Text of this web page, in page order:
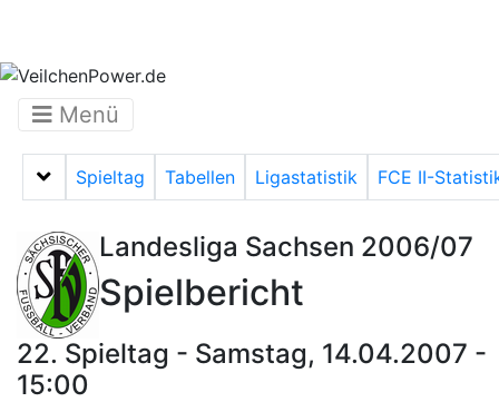
Menü
Menü auf-/zuklappen
Spieltag Tabellen Ligastatistik FCE II-
Landesliga Sachsen 2006/07
Spielbericht
22. Spieltag - Samstag, 14.04.2007 -
15:00